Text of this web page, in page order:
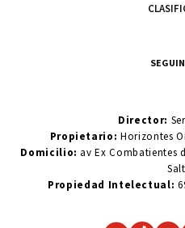
Director:
Propietario:Horizontes
Domicilio: av Ex Combatientes
Propiedad Intelectual: